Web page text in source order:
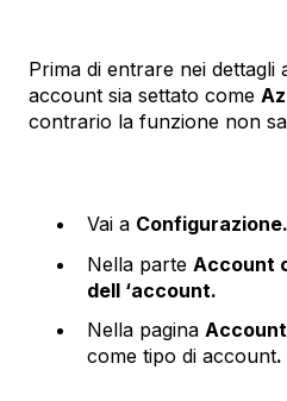
Prima di entrare nei dettagli
account sia settato come
contrario la funzione non
Vai a Configurazione.
Nella parte Account
dell ‘account.
Nella pagina Account
come tipo di account.